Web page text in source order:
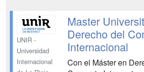
internacional, o
cuya persecución se
Estados ...
UNIR -
Universidad
Internacional
Master
Derecho del
Internacional
Con el Máster en